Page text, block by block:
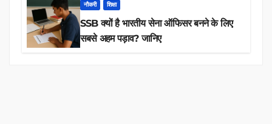
नौकरी शिक्षा
SSB क्यों है भारतीय सेना ऑफिसर बनने के लिए
सबसे अहम पड़ाव? जानिए